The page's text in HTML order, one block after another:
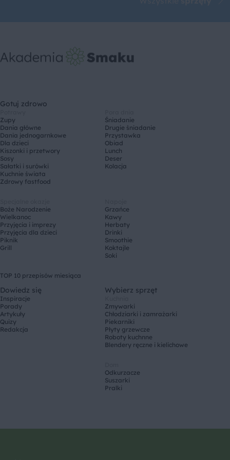
Gotuj zdrowo
Zupy
Dania główne
Dania jednogarnkowe
Dla dzieci
Kiszonki i przetwory
Sosy
Sałatki i surówki
Kuchnie świata
Zdrowy fastfood
Śniadanie
Drugie śniadanie
Przystawka
Obiad
Lunch
Deser
Kolacja
Boże Narodzenie
Wielkanoc
Przyjęcia i imprezy
Przyjęcia dla dzieci
Piknik
Grill
Grzańce
Kawy
Herbaty
Drinki
Smoothie
Koktajle
Soki
TOP 10 przepisów miesiąca
Dowiedz się
Inspiracje
Porady
Artykuły
Quizy
Redakcja
Wybierz sprzęt
Zmywarki
Chłodziarki i zamrażarki
Piekarniki
Płyty grzewcze
Roboty kuchnne
Blendery ręczne i kielichowe
Odkurzacze
Suszarki
Pralki